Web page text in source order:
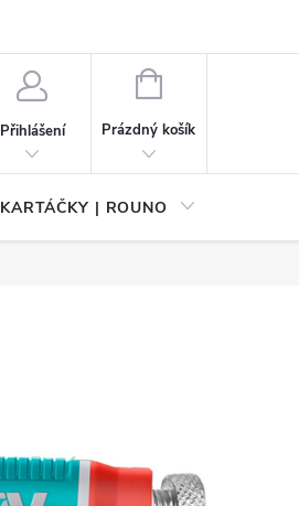
Přihlášení
NÁKUPNÍ
Prázdný košík
KARTÁČKY | ROUNO